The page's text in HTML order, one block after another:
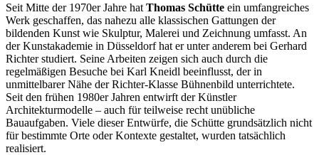
Seit Mitte der 1970er Jahre hat Thomas Schütte ein umfangreiches
Werk geschaffen, das nahezu alle klassischen Gattungen der
bildenden Kunst wie Skulptur, Malerei und Zeichnung umfasst. An
der Kunstakademie in Düsseldorf hat er unter anderem bei Gerhard
Richter studiert. Seine Arbeiten zeigen sich auch durch die
regelmäßigen Besuche bei Karl Kneidl beeinflusst, der in
unmittelbarer Nähe der Richter-Klasse Bühnenbild unterrichtete.
Seit den frühen 1980er Jahren entwirft der Künstler
Architekturmodelle – auch für teilweise recht unübliche
Bauaufgaben. Viele dieser Entwürfe, die Schütte grundsätzlich nicht
für bestimmte Orte oder Kontexte gestaltet, wurden tatsächlich
realisiert.